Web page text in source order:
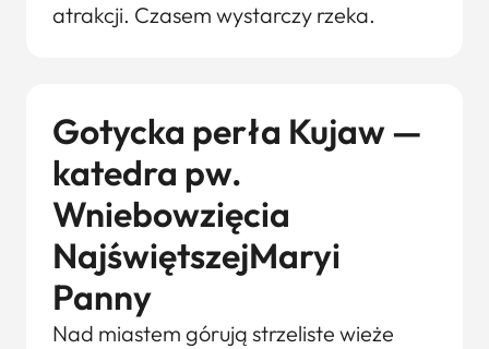
atrakcji. Czasem wystarczy rzeka.
Gotycka perła Kujaw —
katedra pw.
Wniebowzięcia
NajświętszejMaryi
Panny
Nad miastem górują strzeliste wieże